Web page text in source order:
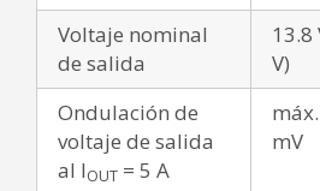
Voltaje nominal
de salida
13.8
V)
Ondulación de
voltaje de salida
al IOUT = 5 A
mV